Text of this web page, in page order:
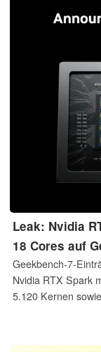
Leak: Nvidia
18 Cores auf
Geekbench-7-
Nvidia RTX Spark
5.120 Kernen
und 6.144 GPU-
endgültigen